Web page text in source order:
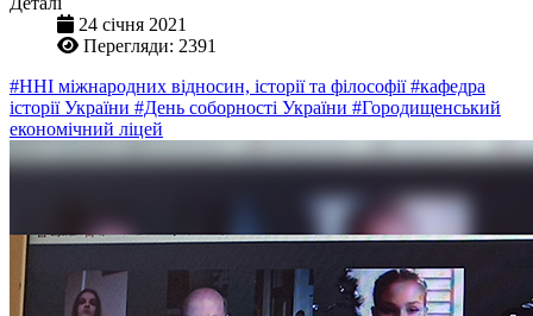
24 січня 2021
Перегляди: 2391
#ННІ міжнародних відносин, історії та філософії#кафедра
історії України #День соборності України #Городищенський
економічний ліцей